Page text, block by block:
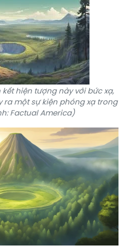
hiện tượng này với bức xạ,
ra một sự kiện phóng xạ trong
Factual America)